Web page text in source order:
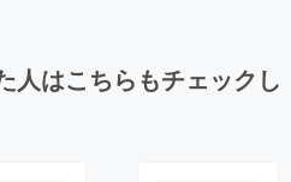
人はこちらもチェックし